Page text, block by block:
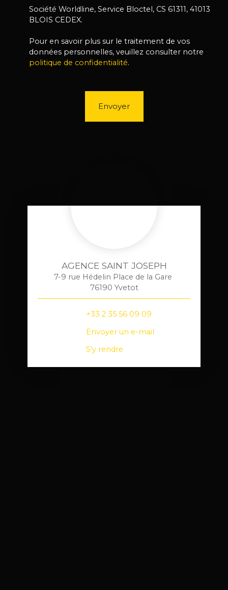
Société Worldline, Service Bloctel, CS 61311, 41013
BLOIS CEDEX.
Pour en savoir plus sur le traitement de vos
données personnelles, veuillez consulter notre
politique de confidentialité.
Envoyer
AGENCE SAINT JOSEPH
7-9 rue Hédelin Place de la Gare
76190 Yvetot
+33 2 35 56 09 09
Envoyer un e-mail
S'y rendre